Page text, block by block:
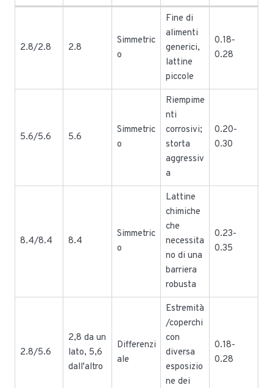
2.8/2.8 2.8
Simmetric
o
Fine di
alimenti
generici,
lattine
piccole
0.18-
0.28
5.6/5.6 5.6
Simmetric
o
Riempime
nti
corrosivi;
storta
aggressiv
a
0.20-
0.30
8.4/8.4 8.4
Simmetric
o
Lattine
chimiche
che
necessita
no di una
barriera
robusta
0.23-
0.35
2.8/5.6
2,8 da un
lato, 5,6
dall'altro
Differenzi
ale
Estremità
/coperchi
con
diversa
esposizio
ne dei
0.18-
0.28